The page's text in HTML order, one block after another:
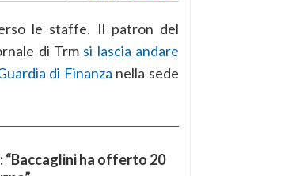
le staffe. Il patron del
di Trm si lascia andare
di Finanza nella sede
“Baccaglini ha offerto 20